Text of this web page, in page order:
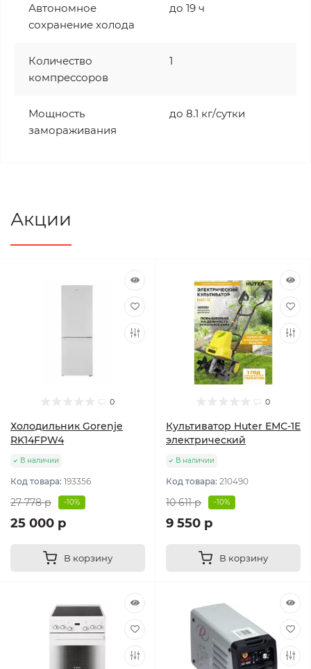
Автономное
сохранение холода
до 19 ч
Количество
компрессоров
1
Мощность
замораживания
до 8.1 кг/cутки
Акции
0
Холодильник Gorenje
RK14FPW4
В наличии
Код товара: 193356
27 778 р -10%
25 000 р
В корзину
0
Культиватор Huter ЕМС-1E
электрический
В наличии
Код товара: 210490
10 611 р -10%
9 550 р
В корзину